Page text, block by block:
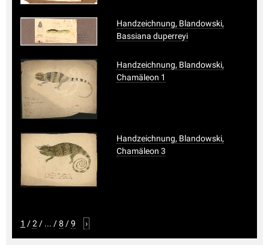
Handzeichnung, Blandowski,
Bassiana duperreyi
Handzeichnung, Blandowski,
Chamäleon 1
Handzeichnung, Blandowski,
Chamäleon 3
1 /2 / ... /8 /9 ›